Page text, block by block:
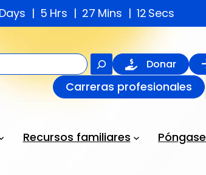
Days 5 Hrs 27 Mins 11 Secs
Buscar
en
Donar
Carreras profesionales
Recursos familiares